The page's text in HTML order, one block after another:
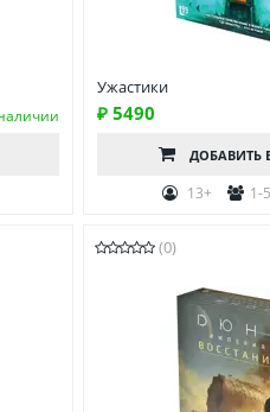
Ужастики
₽ 5490
ДОБАВИТЬ
13+ 1-5
(0)